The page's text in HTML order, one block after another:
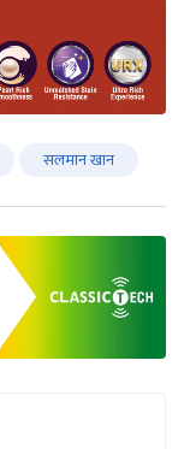
सलमान खान